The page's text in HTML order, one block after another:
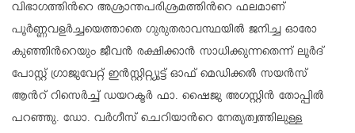
വിഭാഗത്തിന്‍റെ അശ്രാന്തപരിശ്രമത്തിന്‍റെ ഫലമാണ്
പൂര്‍ണ്ണവളര്‍ച്ചയെത്താതെ ഗുരുതരാവസ്ഥയില്‍ ജനിച്ച ഓരോ
കുഞ്ഞിന്‍റെയും ജീവന്‍ രക്ഷിക്കാന്‍ സാധിക്കുന്നതെന്ന് ലൂര്‍ദ്
പോസ്റ്റ് ഗ്രാജുവേറ്റ് ഇന്‍സ്റ്റിറ്റ്യൂട്ട് ഓഫ് മെഡിക്കല്‍ സയന്‍സ്
ആന്‍റ് റിസെര്‍ച്ച് ഡയറക്ടര്‍ ഫാ. ഷൈജു അഗസ്റ്റിന്‍ തോപ്പില്‍
പറഞ്ഞു. ഡോ. വര്‍ഗീസ് ചെറിയാന്‍റെ നേതൃത്വത്തിലുള്ള